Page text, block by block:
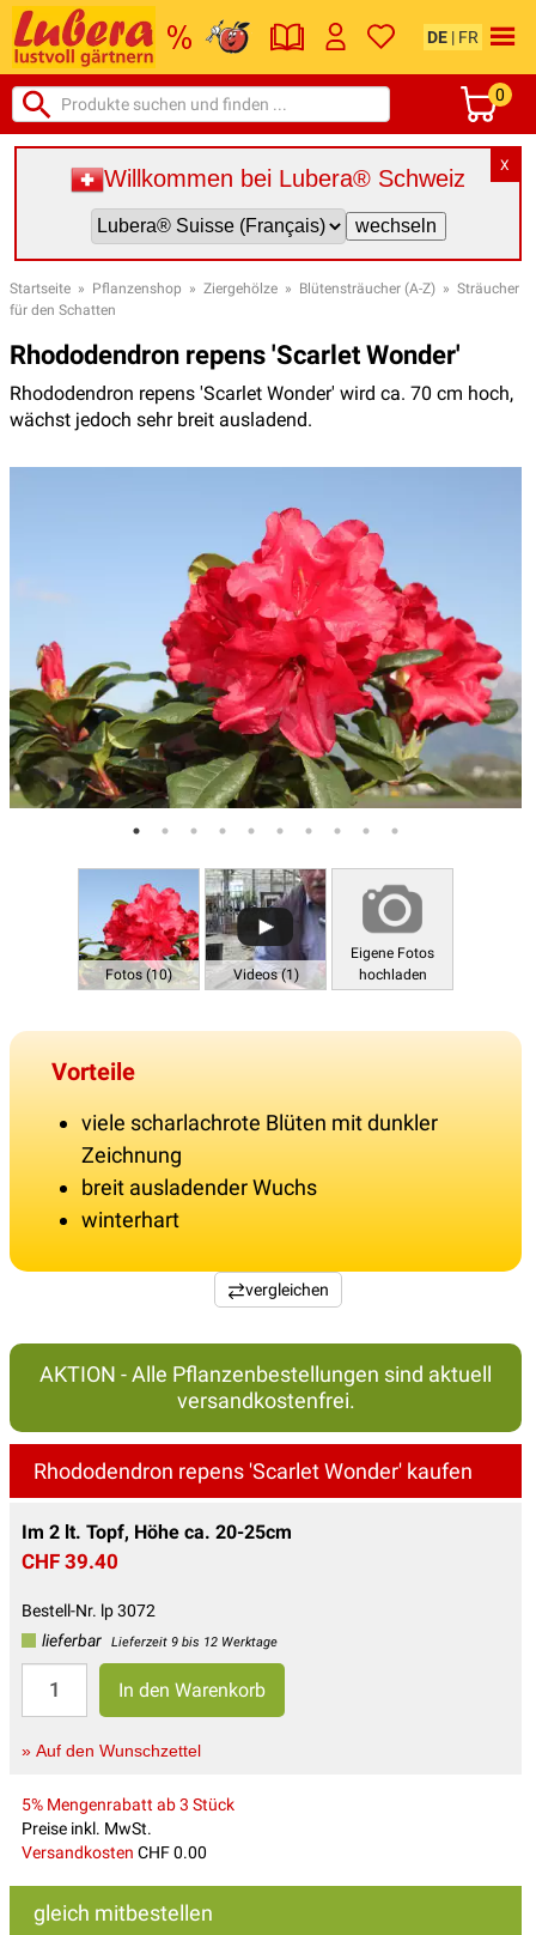
DE | FR
0
X
Willkommen bei Lubera® Schweiz
Startseite » Pflanzenshop » Ziergehölze » Blütensträucher (A-Z) » Sträucher
für den Schatten
Rhododendron repens 'Scarlet Wonder'
Rhododendron repens 'Scarlet Wonder' wird ca. 70 cm hoch,
wächst jedoch sehr breit ausladend.
Fotos (10) Videos (1)
Eigene Fotos
hochladen
Vorteile
viele scharlachrote Blüten mit dunkler
Zeichnung
breit ausladender Wuchs
winterhart
vergleichen
AKTION - Alle Pflanzenbestellungen sind aktuell
versandkostenfrei.
Rhododendron repens 'Scarlet Wonder' kaufen
Im 2 lt. Topf, Höhe ca. 20-25cm
CHF 39.40
Bestell-Nr. lp 3072
lieferbar
Lieferzeit 9 bis 12 Werktage
» Auf den Wunschzettel
5% Mengenrabatt ab 3 Stück
Preise inkl. MwSt.
Versandkosten CHF 0.00
gleich mitbestellen